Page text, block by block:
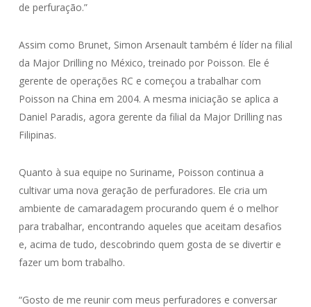
de perfuração.”
Assim como Brunet, Simon Arsenault também é líder na filial
da Major Drilling no México, treinado por Poisson. Ele é
gerente de operações RC e começou a trabalhar com
Poisson na China em 2004. A mesma iniciação se aplica a
Daniel Paradis, agora gerente da filial da Major Drilling nas
Filipinas.
Quanto à sua equipe no Suriname, Poisson continua a
cultivar uma nova geração de perfuradores. Ele cria um
ambiente de camaradagem procurando quem é o melhor
para trabalhar, encontrando aqueles que aceitam desafios
e, acima de tudo, descobrindo quem gosta de se divertir e
fazer um bom trabalho.
“Gosto de me reunir com meus perfuradores e conversar